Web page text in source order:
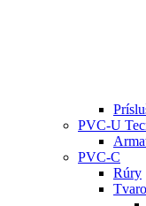
PVC-U
PVC-C
Rúry